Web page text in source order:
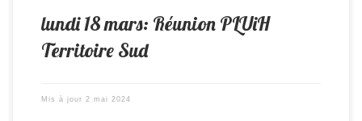
lundi 18 mars: Réunion PLUiH
Territoire Sud
Mis à jour 2 mai 2024